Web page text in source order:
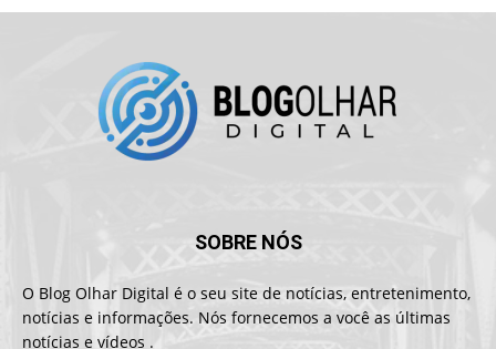
SOBRE NÓS
O Blog Olhar Digital é o seu site de notícias, entretenimento,
notícias e informações. Nós fornecemos a você as últimas
notícias e vídeos .